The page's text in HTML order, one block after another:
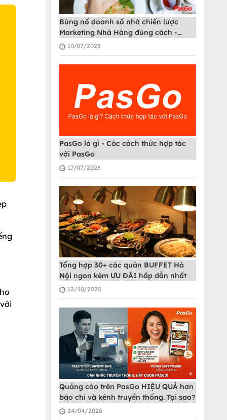
Bùng nổ doanh số nhờ chiến lược
Marketing Nhà Hàng đúng cách -
PasGo
10/07/2025
PasGo là gì - Các cách thức hợp tác
với PasGo
17/07/2026
Tổng hợp 30+ các quán BUFFET Hà
Nội ngon kèm ƯU ĐÃI hấp dẫn nhất
12/10/2025
Quảng cáo trên PasGo HIỆU QUẢ hơn
báo chí và kênh truyền thống. Tại sao?
24/04/2026